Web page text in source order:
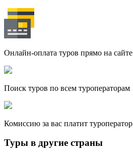
Онлайн-оплата туров прямо на сайте
Поиск туров по всем туроператорам
Комиссию за вас платит туроператор
Туры в другие страны